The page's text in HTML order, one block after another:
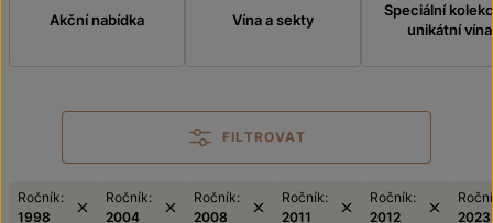
Akční nabídka Vína a sekty
Speciální
unikátní vína
FILTROVAT
Ročník:
1998
Ročník:
2004
Ročník:
2008
Ročník:
2011
Ročník:
2012
2023